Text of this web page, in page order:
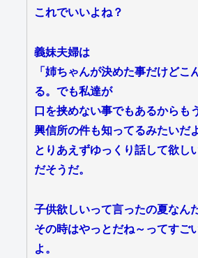
これでいいよね？
義妹夫婦は
「姉ちゃんが決めた事だけどこ
る。でも私達が
口を挟めない事でもあるからも
興信所の件も知ってるみたいだ
とりあえずゆっくり話して欲し
だそうだ。
子供欲しいって言ったの夏なん
その時はやっとだね～ってすご
よ。